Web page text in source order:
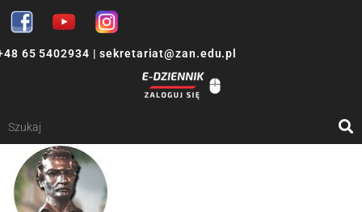
65 5402934 | sekretariat@zan.edu.pl